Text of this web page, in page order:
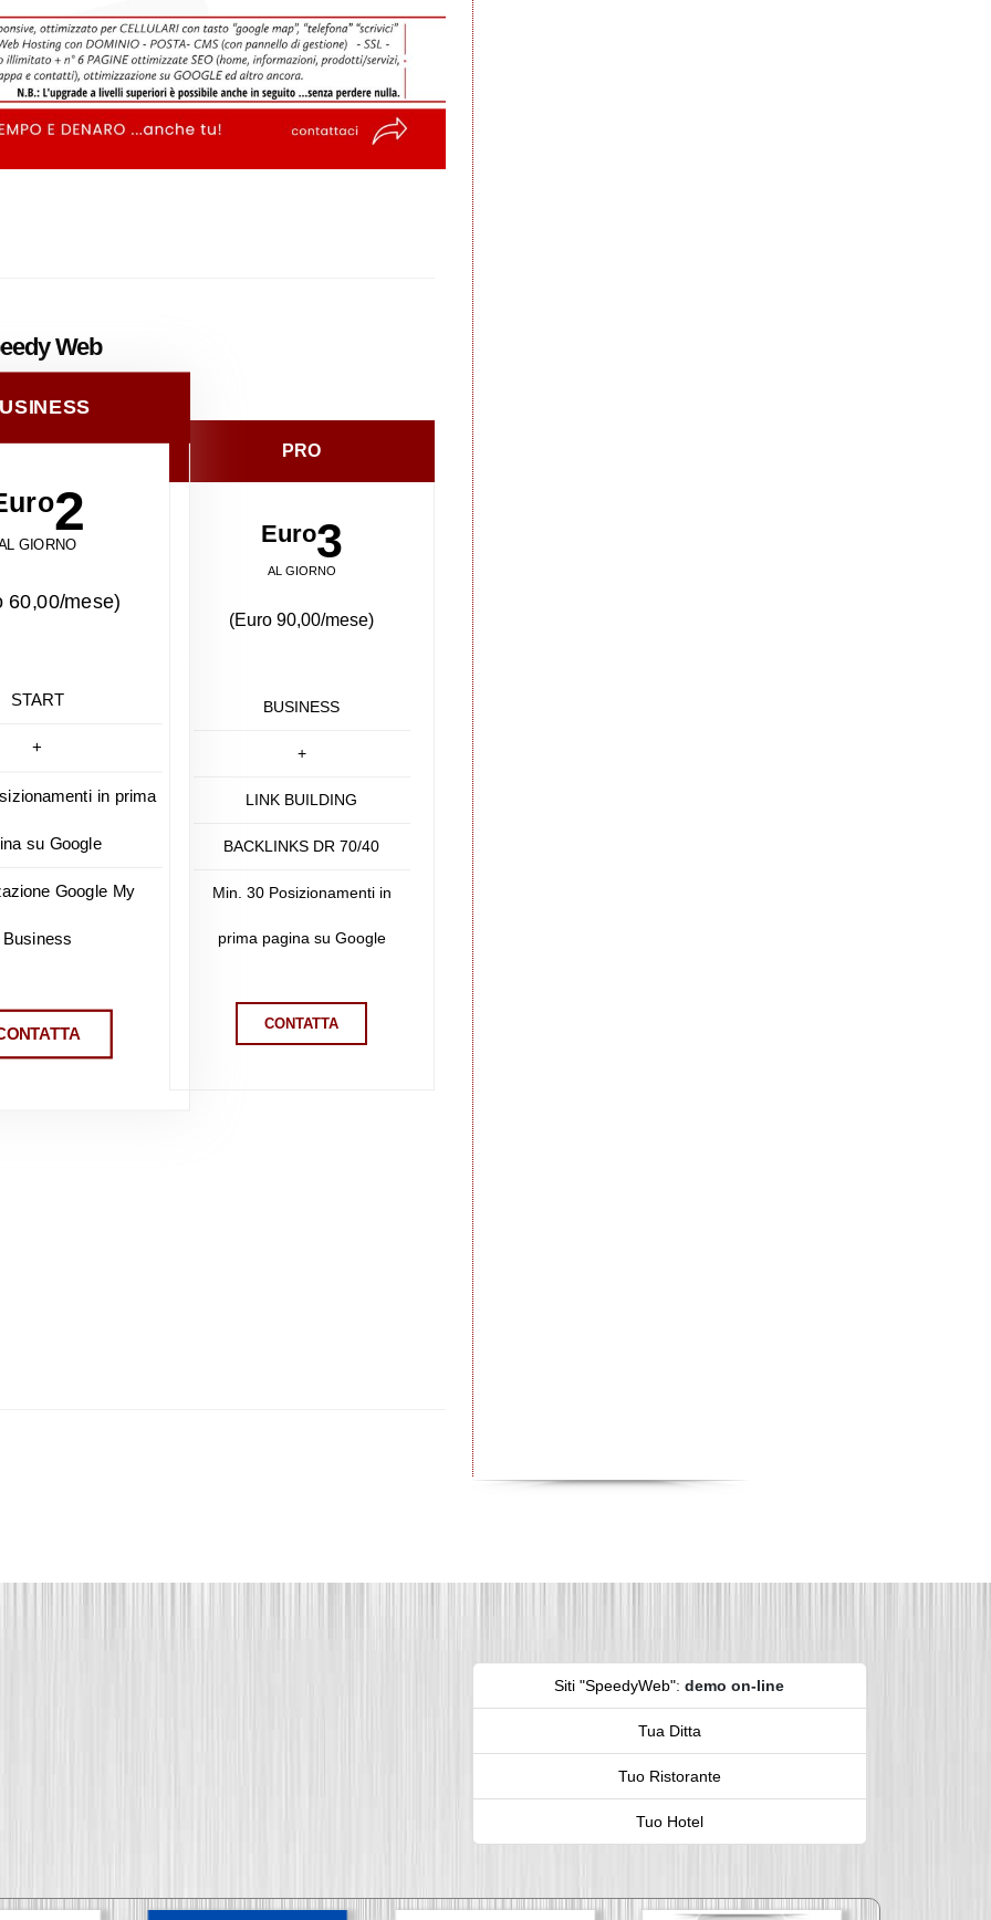
Web
2
GIORNO
60,00/mese)
START
+
in prima
su Google
Google My
Business
PRO
Euro3
AL GIORNO
(Euro 90,00/mese)
BUSINESS
+
LINK BUILDING
BACKLINKS DR 70/40
Min. 30 Posizionamenti in
prima pagina su Google
CONTATTA
Siti "SpeedyWeb":demo on-line
Tua Ditta
Tuo Ristorante
Tuo Hotel